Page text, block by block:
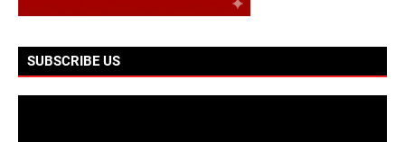
SUBSCRIBE US